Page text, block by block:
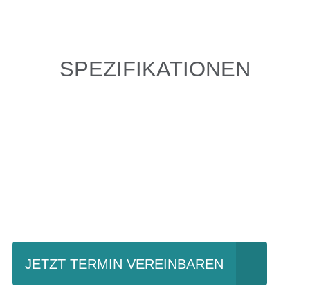
SPEZIFIKATIONEN
JETZT TERMIN VEREINBAREN